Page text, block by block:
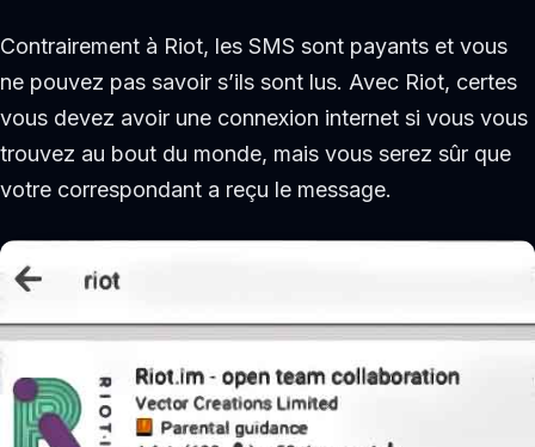
Contrairement à Riot, les SMS sont payants et vous
ne pouvez pas savoir s’ils sont lus. Avec Riot, certes
vous devez avoir une connexion internet si vous vous
trouvez au bout du monde, mais vous serez sûr que
votre correspondant a reçu le message.